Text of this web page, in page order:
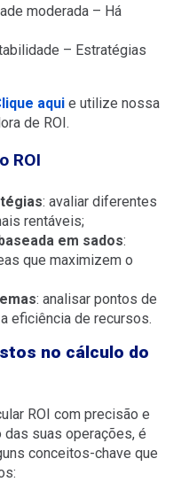
moderada – Há
– Estratégias
aquie utilize nossa
de ROI.
ROI
: avaliar diferentes
rentáveis;
em sados:
que maximizem o
: analisar pontos de
eficiência de recursos.
no cálculo do
ROI com precisão e
suas operações, é
conceitos-chave que